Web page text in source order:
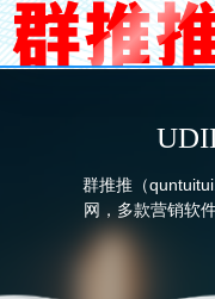
群推推（
网，多款营销软
软件，云端秒抢